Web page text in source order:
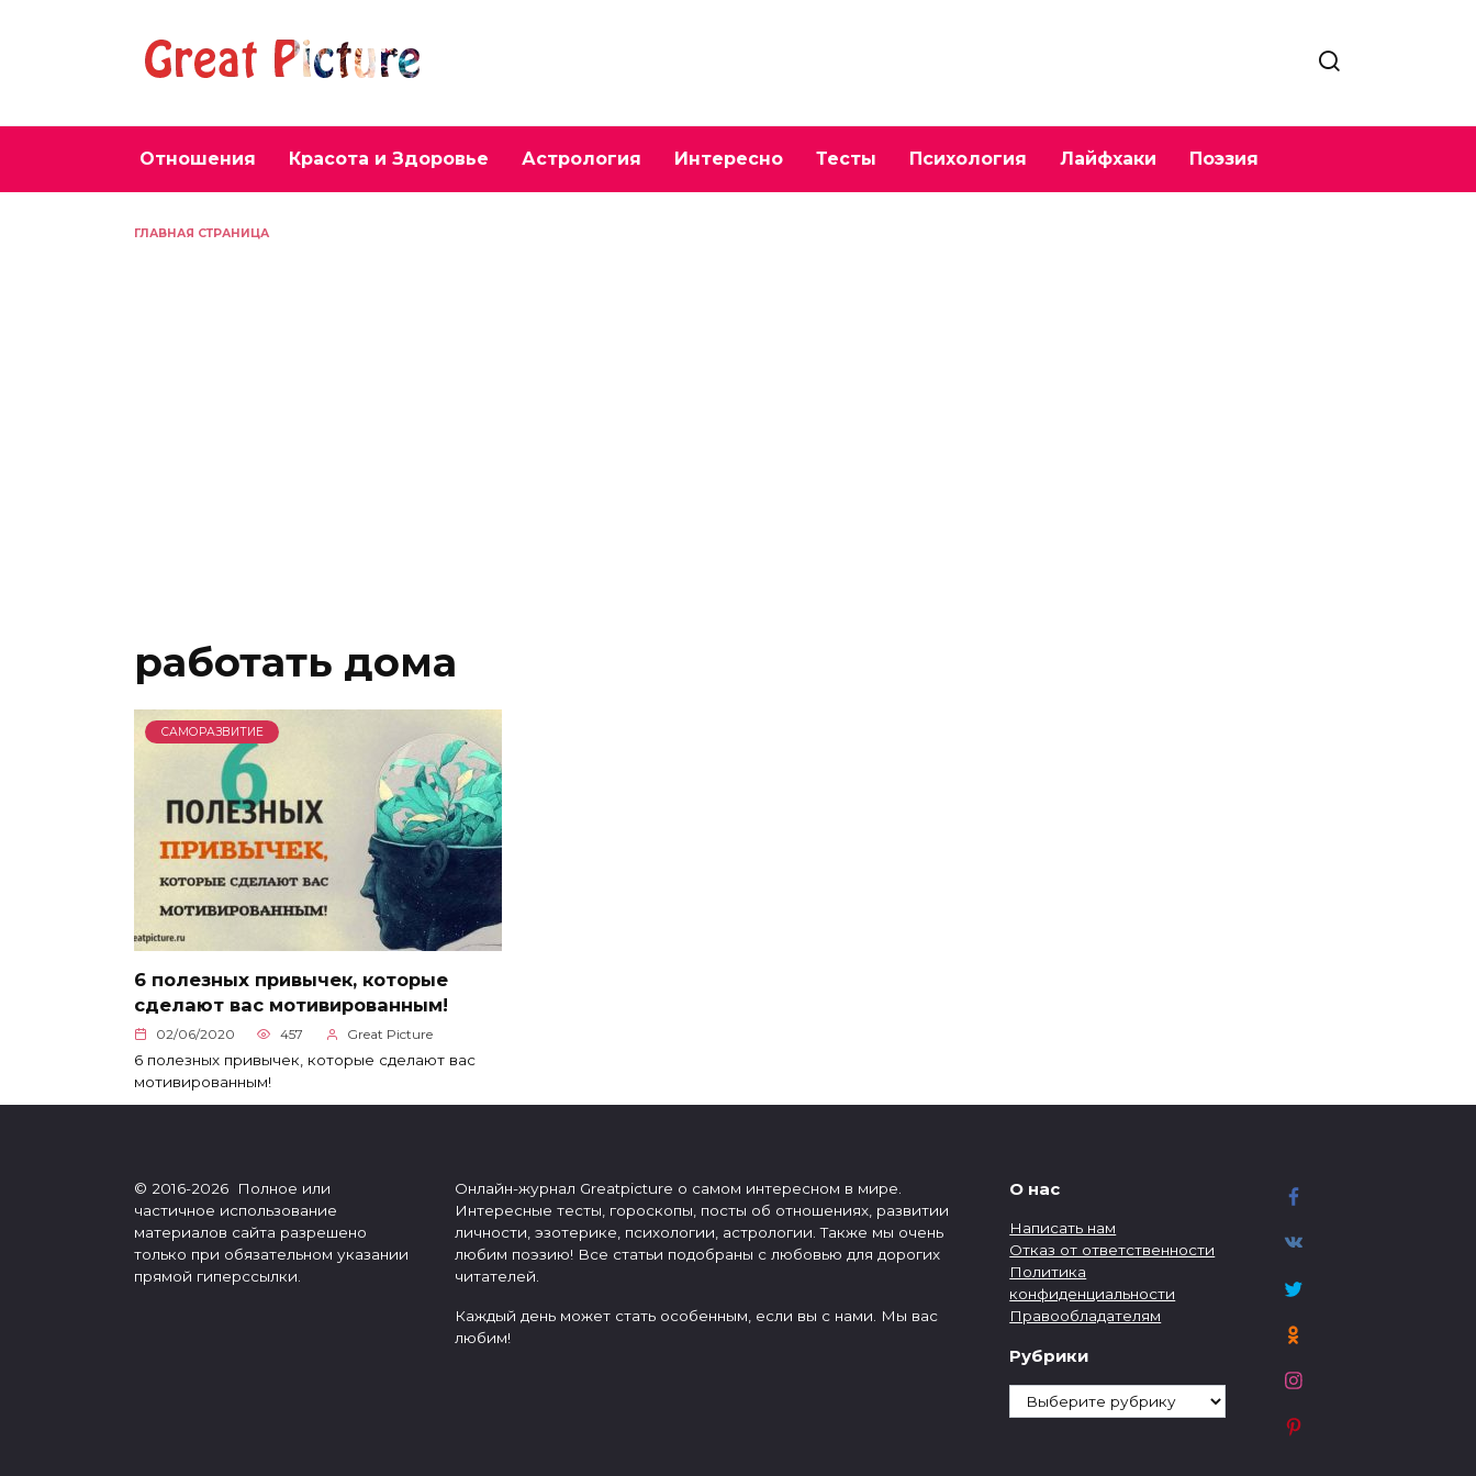
Отношения Красота и Здоровье Астрология Интересно Тесты Психология Лайфхаки Поэзия
ГЛАВНАЯ СТРАНИЦА
работать дома
САМОРАЗВИТИЕ
6 полезных привычек, которые
сделают вас мотивированным!
02/06/2020 457 Great Picture
6 полезных привычек, которые сделают вас
мотивированным!
© 2016-2026 Полное или
частичное использование
материалов сайта разрешено
только при обязательном указании
прямой гиперссылки.
Онлайн-журнал Greatpicture о самом интересном в мире.
Интересные тесты, гороскопы, посты об отношениях, развитии
личности, эзотерике, психологии, астрологии. Также мы очень
любим поэзию! Все статьи подобраны с любовью для дорогих
читателей.
Каждый день может стать особенным, если вы с нами. Мы вас
любим!
О нас
Написать нам
Отказ от ответственности
Политика
конфиденциальности
Правообладателям
Рубрики
Рубрики